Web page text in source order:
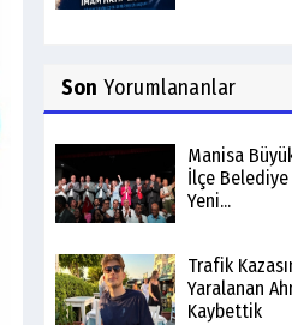
Son Yorumlananlar
Manisa
İlçe Belediye
Yeni...
Trafik
Yaralanan
Kaybettik